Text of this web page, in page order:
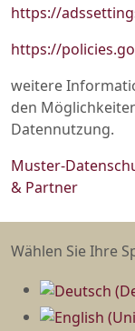
https://
https://
weitere
den
Datennutzung.
Muster-
& Partner
Sprache
Wählen Sie Ihre